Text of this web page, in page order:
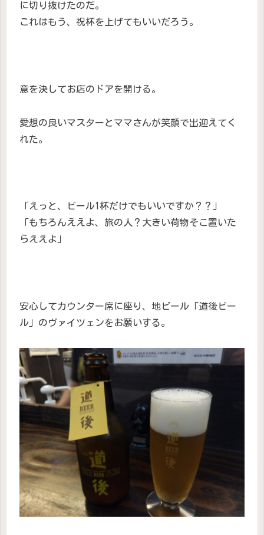
に切り抜けたのだ。
これはもう、祝杯を上げてもいいだろう。
意を決してお店のドアを開ける。
愛想の良いマスターとママさんが笑顔で出迎えてく
れた。
「えっと、ビール1杯だけでもいいですか？？」
「もちろんええよ、旅の人？大きい荷物そこ置いた
らええよ」
安心してカウンター席に座り、地ビール「道後ビー
ル」のヴァイツェンをお願いする。